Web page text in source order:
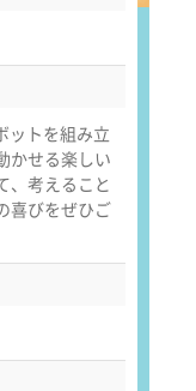
ットを組み立
かせる楽しい
、考えること
喜びをぜひご